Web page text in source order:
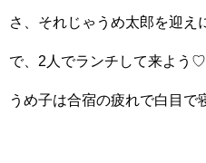
さ、それじゃうめ太郎を迎え
で、2人でランチして来よう♡
うめ子は合宿の疲れで白目で